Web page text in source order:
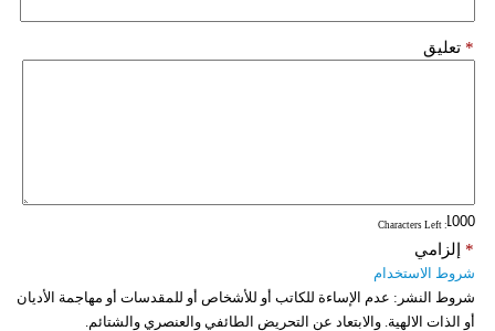
تعليق *
: Characters Left
إلزامي *
شروط الاستخدام
شروط النشر: عدم الإساءة للكاتب أو للأشخاص أو للمقدسات أو مهاجمة الأديان
أو الذات الالهية. والابتعاد عن التحريض الطائفي والعنصري والشتائم.